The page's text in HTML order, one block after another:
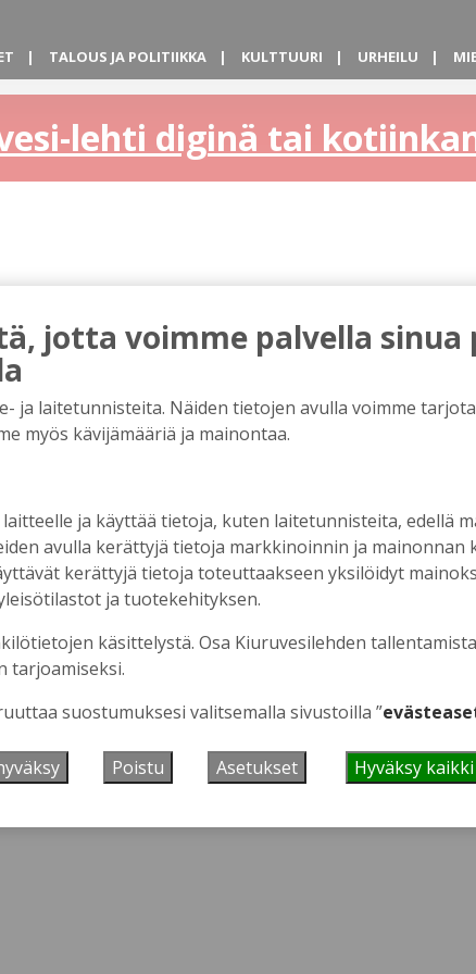
TALOUS JA POLITIIKKA KULTTUURI URHEILU
lehti diginä tai
tästä.
jotta voimme palvella sinua
ja laitetunnisteita. Näiden tietojen avulla voimme
myös kävijämääriä ja mainontaa.
ja käyttää tietoja, kuten laitetunnisteita, edellä
avulla kerättyjä tietoja markkinoinnin ja mainonnan
kerättyjä tietoja toteuttaakseen yksilöidyt
ja tuotekehityksen.
käsittelystä. Osa Kiuruvesilehden
tarjoamiseksi.
suostumuksesi valitsemalla sivustoilla ”
Poistu Asetukset Hyväksy kaikki